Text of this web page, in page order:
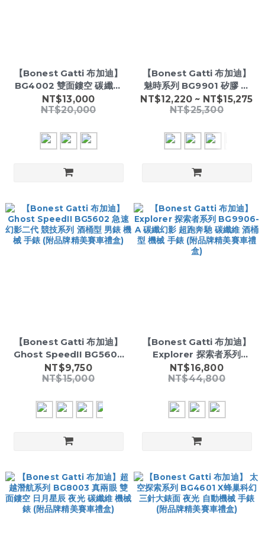
【Bonest Gatti 布加迪】
BG4002 雙面鏤空 碳纖維
夜光 快拆式錶帶 機械 手錶
(附品牌精美賽車禮盒)
NT$13,000
NT$20,000
【Bonest Gatti 布加迪】
魅時系列 BG9901 矽膠 強
力夜光 自動機械 手錶 (附品
牌精美賽車禮盒)
NT$12,220 ~ NT$15,275
NT$25,300
【Bonest Gatti 布加迪】
Ghost SpeedII BG5602
急速幻影二代 競技系列 酒桶
型 男錶 機械 手錶 (附品牌精
NT$9,750
NT$15,000
【Bonest Gatti 布加迪】
Explorer 探索者系列
BG9906-A 碳纖幻影 超跑
奔馳 碳纖維 酒桶型 機械 手
NT$16,800
NT$44,800